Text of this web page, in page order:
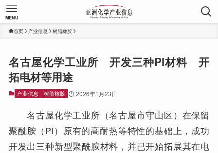
MENU
首页 产业信息 树脂橡胶
名古屋化学工业所 开发三种PI材料 开
拓电材等用途
产业信息 树脂橡胶 2026年1月23日
名古屋化学工业所（名古屋市守山区）在保留
聚酰胺（PI）原有的高耐热等特性的基础上，成功
开发出三种新型聚酰胺材料，并已开始拓展其在电